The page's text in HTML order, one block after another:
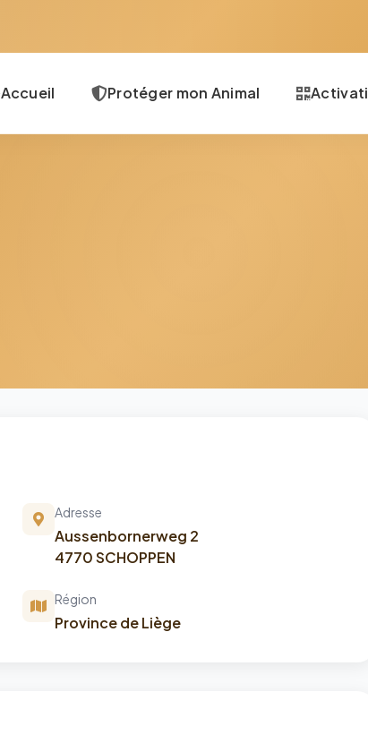
Accueil Protéger mon Animal
Adresse
Aussenbornerweg 2
4770 SCHOPPEN
Région
Province de Liège